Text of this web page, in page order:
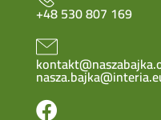
+48 530 807 169